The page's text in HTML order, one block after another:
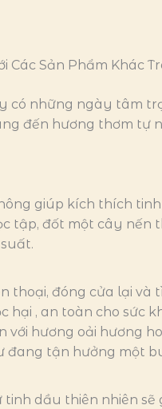
Các Sản Phẩm Khác
có những ngày tâm
đến hương thơm
giúp kích thích
tập, đốt một cây
đóng cửa lại và
, an toàn cho sức
hương oải hương
đang tận hưởng một
dầu thiên nhiên